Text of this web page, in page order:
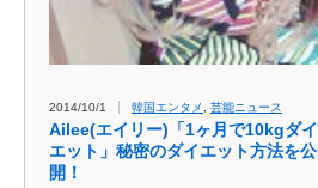
2014/10/1 韓国エンタメ 芸能ニュース
Ailee(エイリー)「1ヶ月で10kgダイ
エット」秘密のダイエット方法を公
開！